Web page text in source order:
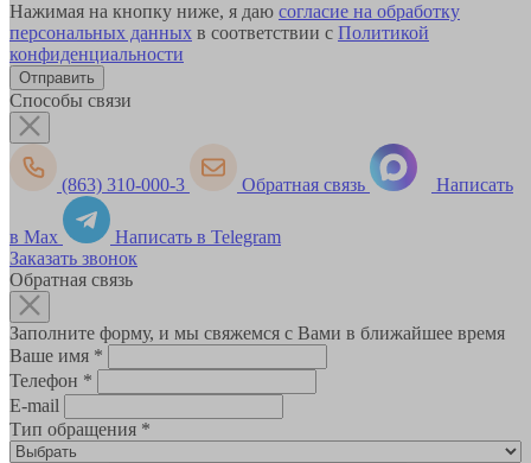
Нажимая на кнопку ниже, я даю согласие на обработку
персональных данных в соответствии с Политикой
конфиденциальности
Способы связи
(863) 310-000-3 Обратная связь Написать
в Max
Написать в Telegram
Заказать звонок
Обратная связь
Заполните форму, и мы свяжемся с Вами в ближайшее время
Ваше имя *
Телефон *
E-mail
Тип обращения *